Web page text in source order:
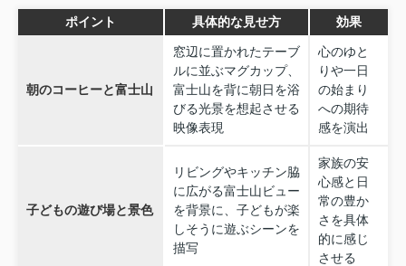
ポイント 具体的な見せ方 効果
朝のコーヒーと富士山
窓辺に置かれたテーブ
ルに並ぶマグカップ、
富士山を背に朝日を浴
びる光景を想起させる
映像表現
心のゆと
りや一日
の始まり
への期待
感を演出
子どもの遊び場と景色
リビングやキッチン脇
に広がる富士山ビュー
を背景に、子どもが楽
しそうに遊ぶシーンを
描写
家族の安
心感と日
常の豊か
さを具体
的に感じ
させる